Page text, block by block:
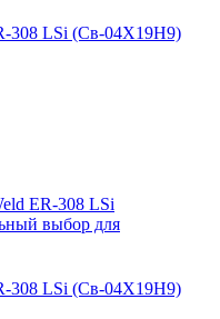
308 LSi (Св-04Х19Н9)
308 LSi (Св-04Х19Н9)